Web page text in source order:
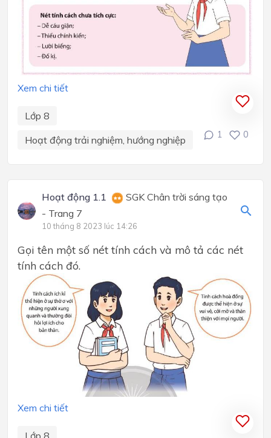
Xem chi tiết
Lớp 8
Hoạt động trải nghiệm, hướng nghiệp
1 0
Hoạt động 1.1
SGK Chân trời sáng tạo
- Trang 7
10 tháng 8 2023 lúc 14:26
Gọi tên một số nét tính cách và mô tả các nét
tính cách đó.
Xem chi tiết
Lớp 8